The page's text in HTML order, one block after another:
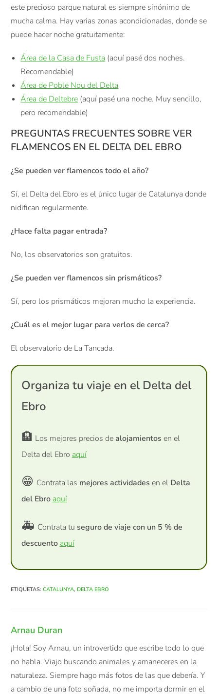
este precioso parque natural es siempre sinónimo de
mucha calma. Hay varias zonas acondicionadas, donde se
puede hacer noche gratuitamente:
Área de la Casa de Fusta (aquí pasé dos noches.
Recomendable)
Área de Poble Nou del Delta
Área de Deltebre (aquí pasé una noche. Muy sencillo,
pero recomendable)
PREGUNTAS FRECUENTES SOBRE VER
FLAMENCOS EN EL DELTA DEL EBRO
¿Se pueden ver flamencos todo el año?
Sí, el Delta del Ebro es el único lugar de Catalunya donde
nidifican regularmente.
¿Hace falta pagar entrada?
No, los observatorios son gratuitos.
¿Se pueden ver flamencos sin prismáticos?
Sí, pero los prismáticos mejoran mucho la experiencia.
¿Cuál es el mejor lugar para verlos de cerca?
El observatorio de La Tancada.
Organiza tu viaje en el Delta del
Ebro
🏨 Los mejores precios dealojamientos en el
Delta del Ebro aquí
😁 Contrata las mejores actividades en el Delta
del Ebro aquí
🚑 Contrata tu seguro de viaje con un 5 % de
descuento aquí
ETIQUETAS:CATALUNYA, DELTA EBRO
Arnau Duran
¡Hola! Soy Arnau, un introvertido que escribe todo lo que
no habla. Viajo buscando animales y amaneceres en la
naturaleza. Siempre hago más fotos de las que debería. Y
a cambio de una foto soñada, no me importa dormir en el